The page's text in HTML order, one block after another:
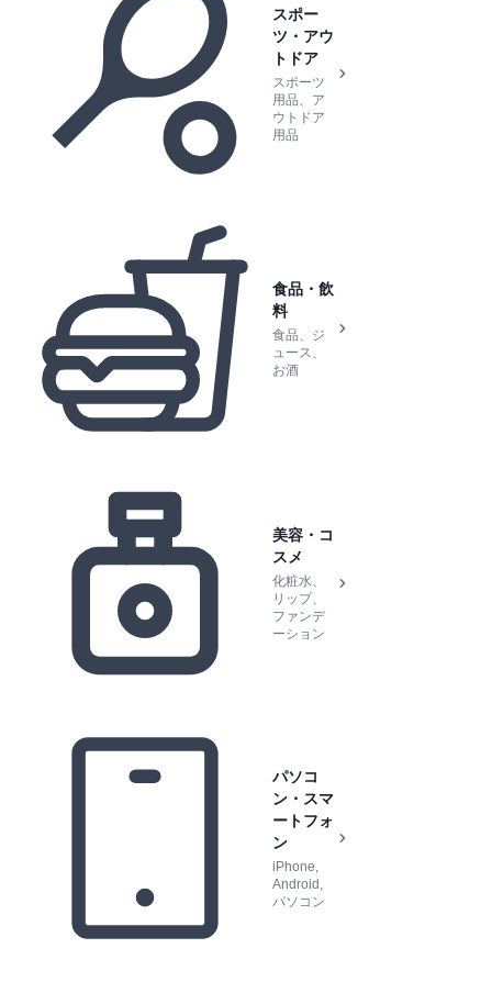
スポー
ツ・アウ
トドア
スポーツ
用品、ア
ウトドア
用品
食品・飲
料
食品、ジ
ュース、
お酒
美容・コ
スメ
化粧水、
リップ、
ファンデ
ーション
パソコ
ン・スマ
ートフォ
ン
iPhone,
Android,
パソコン